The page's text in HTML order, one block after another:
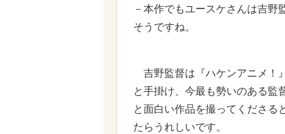
－本作でもユースケさんは吉野
そうですね。
吉野監督は『ハケンアニメ！
と手掛け、今最も勢いのある監
と面白い作品を撮ってくださる
たらうれしいです。